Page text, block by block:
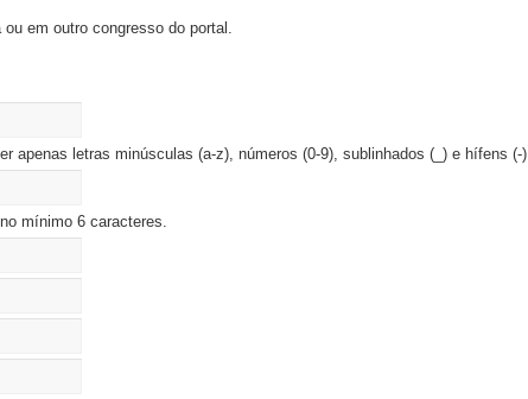
em outro congresso do portal.
apenas letras minúsculas (a-z), números (0-9), sublinhados (_) e hífens (-).
mínimo 6 caracteres.